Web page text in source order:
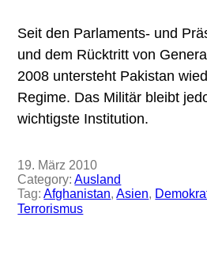
Seit den Parlaments- und
und dem Rücktritt von
2008 untersteht Pakistan
Regime. Das Militär bleibt
wichtigste Institution.
19. März 2010
Category:Ausland
Tag:Afghanistan, Asien,
Terrorismus